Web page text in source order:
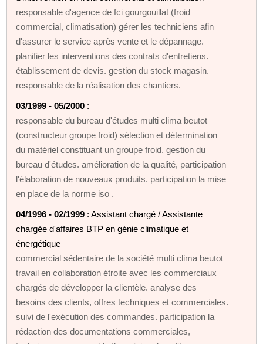
responsable d'agence de fci gourgouillat (froid
commercial, climatisation) gérer les techniciens afin
d'assurer le service après vente et le dépannage.
planifier les interventions des contrats d'entretiens.
établissement de devis. gestion du stock magasin.
responsable de la réalisation des chantiers.
03/1999 - 05/2000 :
responsable du bureau d'études multi clima beutot
(constructeur groupe froid) sélection et détermination
du matériel constituant un groupe froid. gestion du
bureau d'études. amélioration de la qualité, participation
l'élaboration de nouveaux produits. participation la mise
en place de la norme iso .
04/1996 - 02/1999 : Assistant chargé / Assistante
chargée d'affaires BTP en génie climatique et
énergétique
commercial sédentaire de la société multi clima beutot
travail en collaboration étroite avec les commerciaux
chargés de développer la clientèle. analyse des
besoins des clients, offres techniques et commerciales.
suivi de l'exécution des commandes. participation la
rédaction des documentations commerciales,